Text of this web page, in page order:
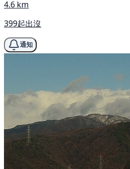
4.6 km
399起出沒
通知